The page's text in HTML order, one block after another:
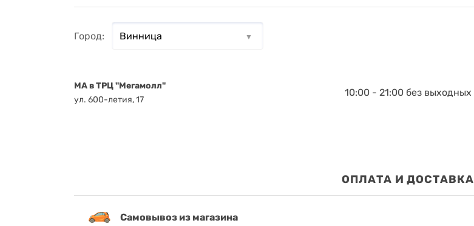
Город:
MA в ТРЦ "Мегамолл"
ул. 600-летия, 17
10:00 - 21:00 без выходных
ОПЛАТА И ДОСТАВКА
Самовывоз из магазина